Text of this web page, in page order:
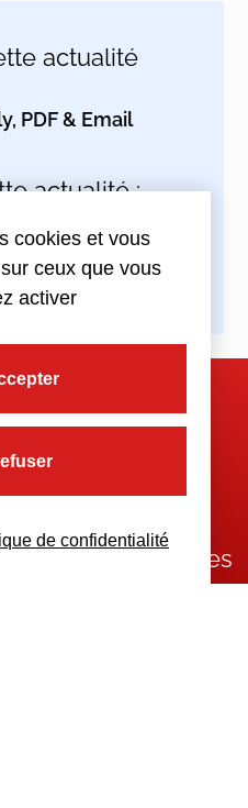
actualité
actualité :
disposition
complémentaires
cookies et vous
ceux que vous
activer
de confidentialité